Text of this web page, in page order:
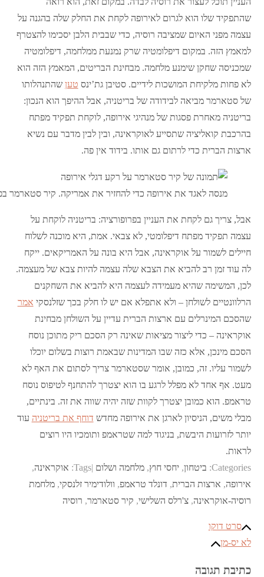
שהתפקיד שלו הוא לגרום לאירופה לקחת את החלק שלה בהגנה על
עצמה מפני האיום שמציבה רוסיה, כדי שבבית הלבן יסכימו להצטרף
למאמץ הזה. במקום דיפלומטיה שרק נמנעת ממלחמה, דיפלומטיה
שמכניסה שחקן שימנע מלחמה. מבחינת הבריטים, המאמץ הזה הוא
לא פחות מלקיחת המושכות לידיים. סטיבן גת’ינס טען שהתנהלותו
של סטארמר מביאה לבידודה של בריטניה, אבל ההיפך הוא הנכון:
בריטניה מאחרת פסגות של מנהיגי אירופה, לוקחת תפקיד מפתח
בהרכבת קואליציה שתסייע לאוקראינה, ובין לבין מדבר עם נשיא
ארצות הברית כדי לרתום גם אותו. בידוד אין פה.
מנסה לאגד את אירופה כדי להחזיר את אמריקה. קיר סטארמר
אבל, צריך גם לקחת את העניין בפרופורציה: בריטניה לוקחת על
עצמה תפקיד מפתח דיפלומטי, לא צבאי. אמת, היא מוכנה לשלוח
חיילים לשמור על אוקראינה, אבל היא בונה על האמריקאים. ייקח
לה עוד זמן רב להביא את הצבא שלה עצמה להיות צבא של מעצמה.
לכן, המשימה שהיא מעמידה לעצמה היא להביא את השחקנים
הרלוונטיים לשולחן – ולא אתפלא אם יש לו חלק בכך שזלנסקי אמר
שהסכם המינרלים עם ארצות הברית עדיין על השולחן מבחינת
אוקראינה – כדי ליצור מציאות שאינה רק הסכם ריק מתוכן נוסח
הסכם מינכן, אלא כזה שבו המדינות שבאמת רוצות בשלום יוכלו
לשמור עליו. זה, כמובן, אומר שסטארמר צריך לסתום את האף לא
מעט. אף אחד לא מפלל לרגע בו הוא יצטרך להתחנף לטיפוס נוסח
טראמפ. הוא כמובן יצטרך לקוות שזה יהיה שווה את זה. בינתיים,
מבלי משים, הניסיון לארגן את אירופה מחדש דוחף את בריטניה עוד
יותר לזרועות היבשת, בניגוד למה שטראמפ ותומכיו היו רוצים
לראות.
Categories: ביטחון,יחסי חוץ,מלחמה ושלום Tags: אוקראינה,
אירופה, ארצות הברית, דונלד טראמפ, וולודימיר זלנסקי,מלחמת
רוסיה-אוקראינה,צ'רלס השלישי, קיר סטארמר, רוסיה
ניווט
סרט דוקו
לא יס-מן
כתיבת תגובה